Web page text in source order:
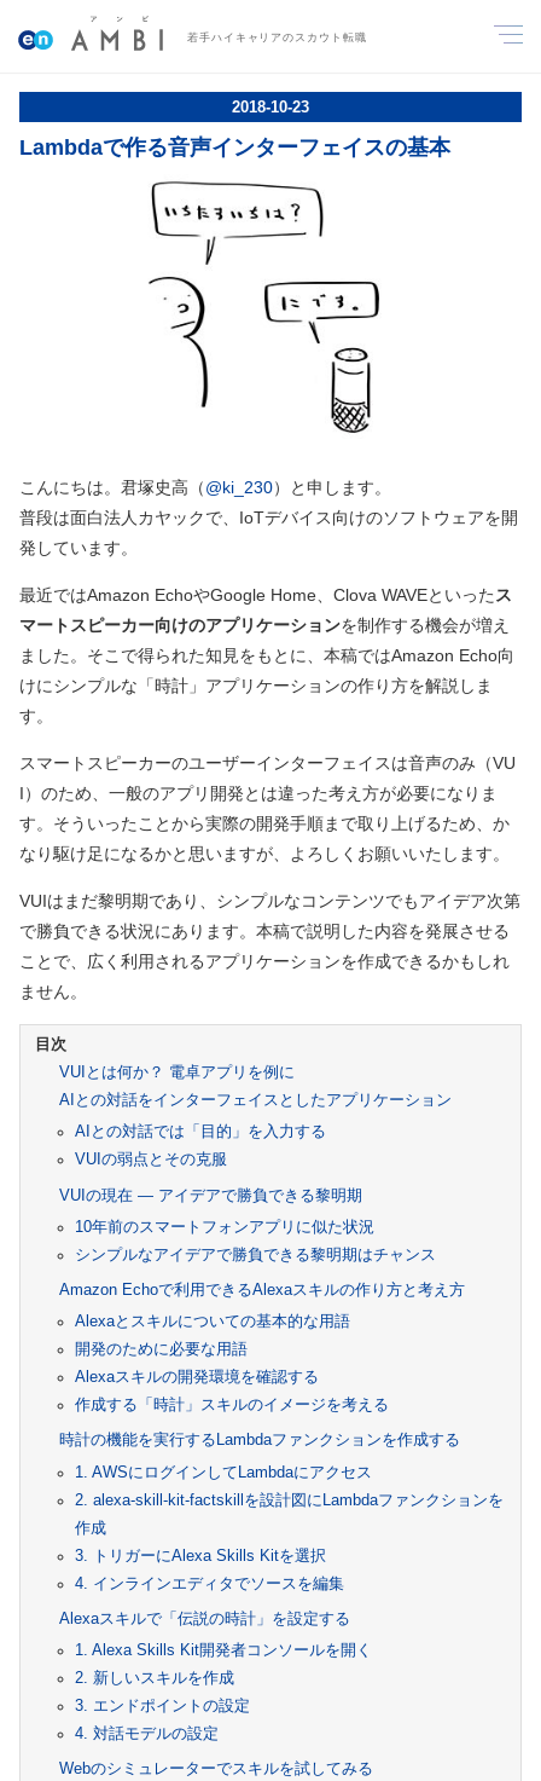
若手ハイキャリアのスカウト転職
2018-10-23
Lambdaで作る音声インターフェイスの基本
こんにちは。君塚史高 （@ki_230）
と申します。
普段は面白法人カヤックで、IoTデバイス向けのソフトウェアを開
発しています。
最近ではAmazon EchoやGoogle Home、Clova WAVEといった ス
マートスピーカー向けのアプリケーションを制作する機会が増え
ました。そこで得られた知見をもとに、本稿ではAmazon Echo向
けにシンプルな「時計」アプリケーションの作り方を解説しま
す。
スマートスピーカーのユーザーインターフェイスは音声のみ（VU
I）のため、一般のアプリ開発とは違った考え方が必要になりま
す。そういったことから実際の開発手順まで取り上げるため、か
なり駆け足になるかと思いますが、よろしくお願いいたします。
VUIはまだ黎明期であり、シンプルなコンテンツでもアイデア次第
で勝負できる状況にあります。本稿で説明した内容を発展させる
ことで、広く利用されるアプリケーションを作成できるかもしれ
ません。
VUIとは何か？ 電卓アプリを例に
AIとの対話をインターフェイスとしたアプリケーション
AIとの対話では「目的」を入力する
VUIの弱点とその克服
VUIの現在 ― アイデアで勝負できる黎明期
10年前のスマートフォンアプリに似た状況
シンプルなアイデアで勝負できる黎明期はチャンス
Amazon Echoで利用できるAlexaスキルの作り方と考え方
Alexaとスキルについての基本的な用語
開発のために必要な用語
Alexaスキルの開発環境を確認する
作成する「時計」スキルのイメージを考える
時計の機能を実行するLambdaファンクションを作成する
1. AWSにログインしてLambdaにアクセス
2. alexa-skill-kit-factskillを設計図にLambdaファンクションを
作成
3. トリガーにAlexa Skills Kitを選択
4. インラインエディタでソースを編集
Alexaスキルで「伝説の時計」を設定する
1. Alexa Skills Kit開発者コンソールを開く
2. 新しいスキルを作成
3. エンドポイントの設定
4. 対話モデルの設定
Webのシミュレーターでスキルを試してみる